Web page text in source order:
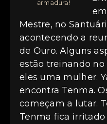
armadura!
Mestre, no
acontecendo a
de Ouro. Alguns
estão treinando
eles uma mulher.
encontra Tenma.
começam a lutar.
Tenma fica